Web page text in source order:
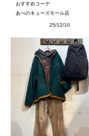
おすすめコーデ
あべのキューズモール店
25/12/10